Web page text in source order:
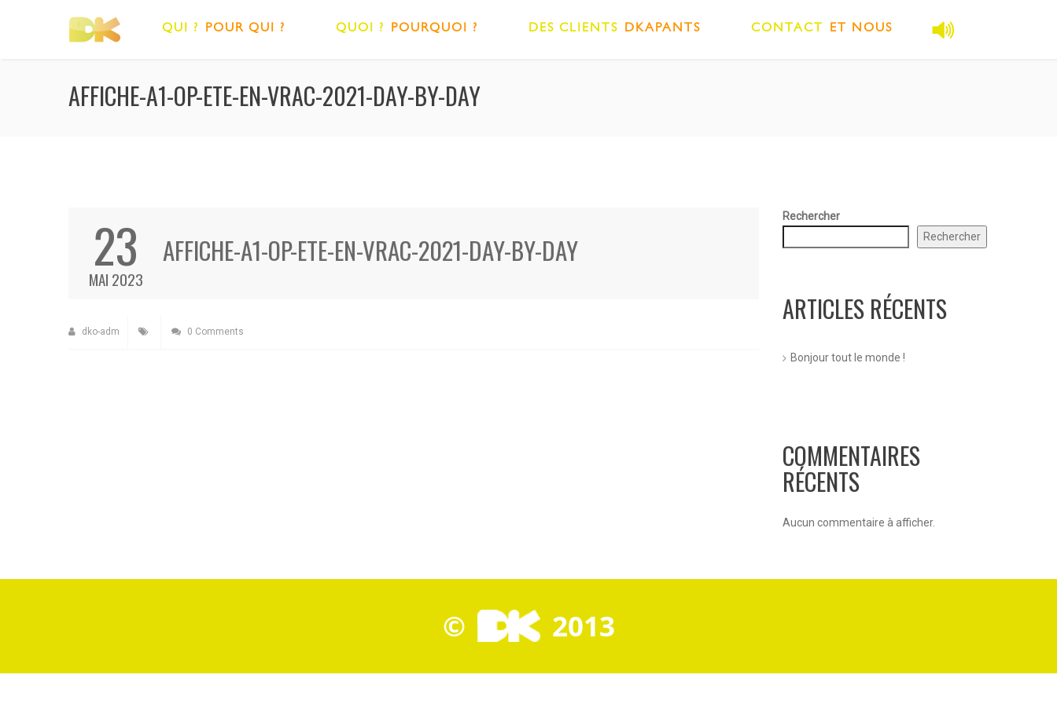
QUI ? POUR QUI ? QUOI ? POURQUOI ? DES CLIENTS DKAPANTS CONTACT ET NOUS
AFFICHE-A1-OP-ETE-EN-VRAC-2021-DAY-BY-DAY
23
MAI 2023
AFFICHE-A1-OP-ETE-EN-VRAC-2021-DAY-BY-DAY
dko-adm 0 Comments
Rechercher
Rechercher
ARTICLES RÉCENTS
Bonjour tout le monde !
COMMENTAIRES
RÉCENTS
Aucun commentaire à afficher.
© 2013